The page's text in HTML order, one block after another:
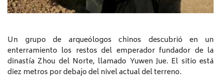
Un grupo de arqueólogos chinos descubrió en un
enterramiento los restos del emperador fundador de la
dinastía Zhou del Norte, llamado Yuwen Jue. El sitio está
diez metros por debajo del nivel actual del terreno.